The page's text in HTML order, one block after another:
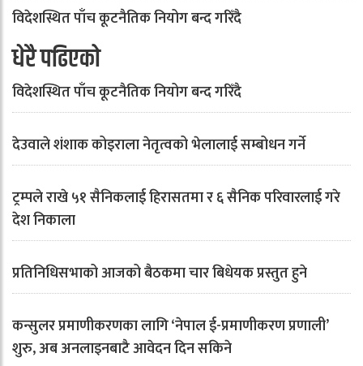
विदेशस्थित पाँच कूटनैतिक नियोग बन्द गरिँदै
धेरै पढिएको
विदेशस्थित पाँच कूटनैतिक नियोग बन्द गरिँदै
देउवाले शंशाक कोइराला नेतृत्वको भेलालाई सम्बोधन गर्ने
ट्रम्पले राखे ५१ सैनिकलाई हिरासतमा र ६ सैनिक परिवारलाई गरे
देश निकाला
प्रतिनिधिसभाको आजको बैठकमा चार बिधेयक प्रस्तुत हुने
कन्सुलर प्रमाणीकरणका लागि ‘नेपाल ई-प्रमाणीकरण प्रणाली’
शुरु, अब अनलाइनबाटै आवेदन दिन सकिने